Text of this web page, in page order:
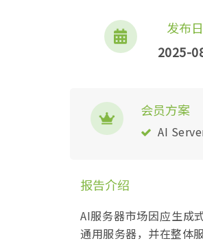
发布
2025-
会员方案
AI
报告介绍
AI服务器市场因应生成
通用服务器，并在整体